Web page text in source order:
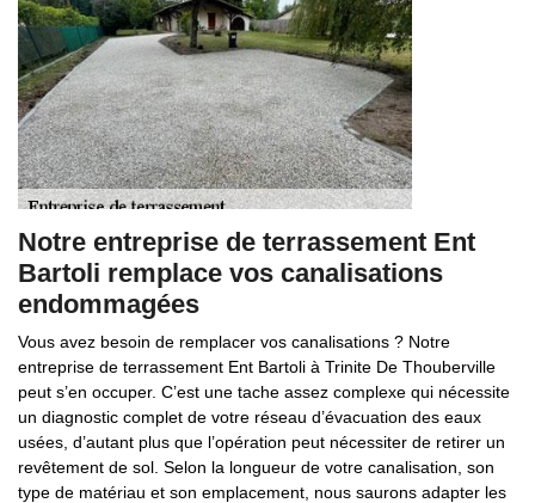
Notre entreprise de terrassement Ent
Bartoli remplace vos canalisations
endommagées
Vous avez besoin de remplacer vos canalisations ? Notre
entreprise de terrassement Ent Bartoli à Trinite De Thouberville
peut s’en occuper. C’est une tache assez complexe qui nécessite
un diagnostic complet de votre réseau d’évacuation des eaux
usées, d’autant plus que l’opération peut nécessiter de retirer un
revêtement de sol. Selon la longueur de votre canalisation, son
type de matériau et son emplacement, nous saurons adapter les